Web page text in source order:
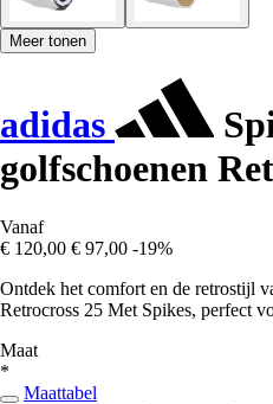
Meer tonen
adidas
golfschoenen
Vanaf
€ 120,00 € 97,00 -19%
Ontdek het comfort en de retrostijl
Retrocross 25 Met Spikes, perfect
Maat
*
Maattabel